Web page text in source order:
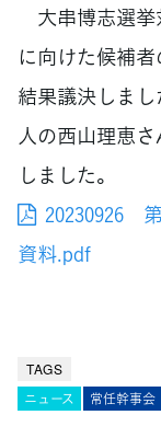
大串博志選挙
に向けた候補
結果議決しま
人の西山理恵さ
しました。
20230926
資料.pdf
TAGS
ニュース 常任幹事会